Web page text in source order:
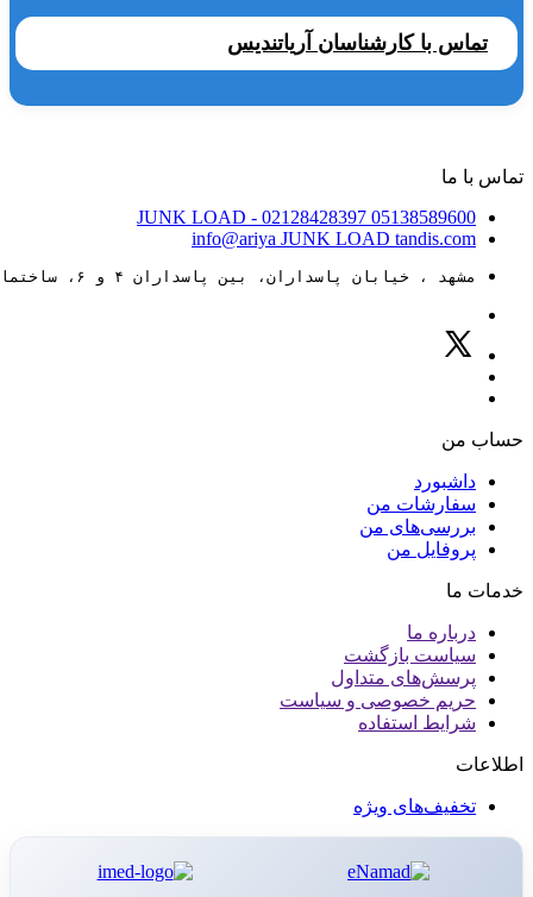
تماس با کارشناسان آریاتندیس
تماس با ما
05138589600
JUNK LOAD - 02128428397
info@ariya JUNK LOAD tandis.com
مشهد ، خیابان پاسداران، بین پاسداران ۴ و ۶، ساختمان ۸۸
حساب من
داشبورد
سفارشات من
بررسی‌های من
پروفایل من
خدمات ما
درباره ما
سیاست بازگشت
پرسش‌های متداول
حریم خصوصی و سیاست
شرایط استفاده
اطلاعات
تخفیف‌های ویژه